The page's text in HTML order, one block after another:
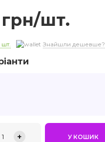
шт.
шт. Знайшли дешевше?
1 + У КОШИК